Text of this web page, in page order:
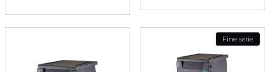
Fine serie